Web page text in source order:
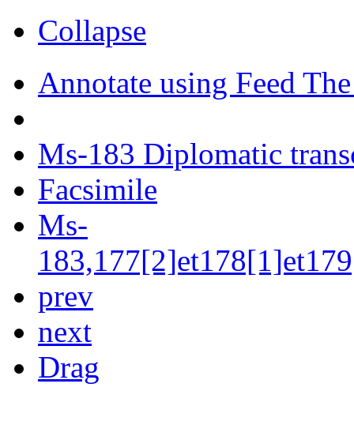
Collapse
Annotate using Feed
Ms-183 Diplomatic
Facsimile
Ms-
prev
next
Drag